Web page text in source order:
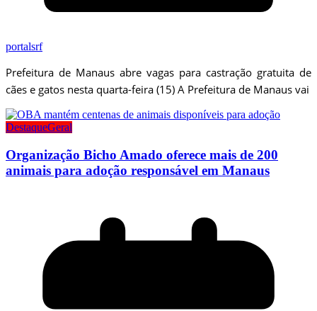
portalsrf
Prefeitura de Manaus abre vagas para castração gratuita de
cães e gatos nesta quarta-feira (15) A Prefeitura de Manaus vai
DestaqueGeral
Organização Bicho Amado oferece mais de 200
animais para adoção responsável em Manaus